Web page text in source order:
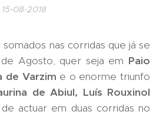
15-08-2018
nas corridas que já se
Agosto, quer seja em Paio
de Varzim e o enorme triunfo
de Abiul, Luís Rouxinol
actuar em duas corridas no